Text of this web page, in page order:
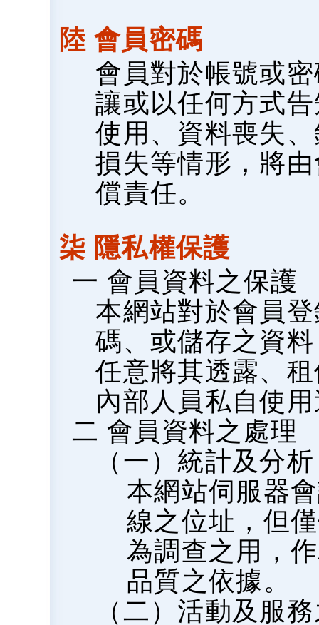
陸 會員密碼
會員對於帳號或
讓或以任何方式
使用、資料喪失
損失等情形，將
償責任。
柒 隱私權保護
一 會員資料之保護
本網站對於會員
碼、或儲存之資
任意將其透露、
內部人員私自使
二 會員資料之處理
（一）統計及分析
本網站伺服器
線之位址，但
為調查之用，
品質之依據。
（二）活動及服